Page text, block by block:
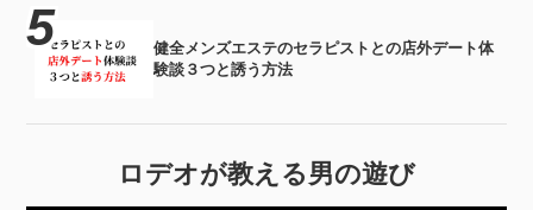
健全メンズエステのセラピストとの店外デート体
験談３つと誘う方法
ロデオが教える男の遊び